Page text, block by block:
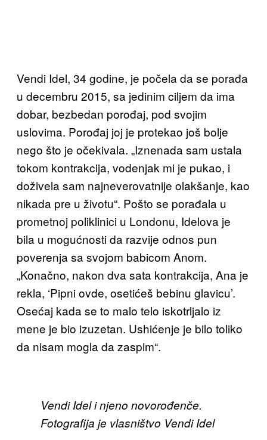
Vendi Idel, 34 godine, je počela da se porađa
u decembru 2015, sa jedinim ciljem da ima
dobar, bezbedan porođaj, pod svojim
uslovima. Porođaj joj je protekao još bolje
nego što je očekivala. „Iznenada sam ustala
tokom kontrakcija, vodenjak mi je pukao, i
doživela sam najneverovatnije olakšanje, kao
nikada pre u životu“. Pošto se porađala u
prometnoj poliklinici u Londonu, Idelova je
bila u mogućnosti da razvije odnos pun
poverenja sa svojom babicom Anom.
„Konačno, nakon dva sata kontrakcija, Ana je
rekla, ‘Pipni ovde, osetićeš bebinu glavicu’.
Osećaj kada se to malo telo iskotrljalo iz
mene je bio izuzetan. Ushićenje je bilo toliko
da nisam mogla da zaspim“.
Vendi Idel i njeno novorođenče.
Fotografija je vlasništvo Vendi Idel